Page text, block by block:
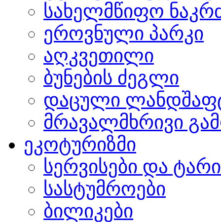
სახელმწიფო
ეროვნული პარკი
აღკვეთილი
ბუნების ძეგლი
დაცული
მრავალმხრივი
ეკოტურიზმი
სერვისები და
სასტუმროები
ბილიკები